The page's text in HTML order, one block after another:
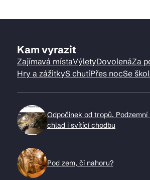
Kam vyrazit
Zajímavá místaVýletyDovolenáZa
Hry a zážitkyS chutíPřes nocSe
Odpočinek od tropů.
chlad i svítící chodbu
Pod zem, či nahoru?